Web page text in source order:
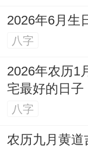
2026年6月生
八字
2026年农历1
宅最好的日子
八字
农历九月黄道